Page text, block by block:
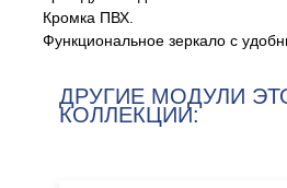
Кромка ПВХ.
Функциональное зеркало с
ДРУГИЕ МОДУЛИ
КОЛЛЕКЦИИ: